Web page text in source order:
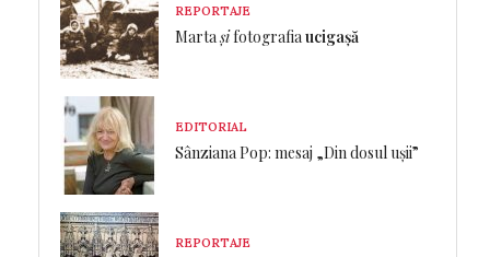
REPORTAJE
Martașifotografiaucigașă
EDITORIAL
Sânziana Pop: mesaj „Din dosul ușii”
REPORTAJE